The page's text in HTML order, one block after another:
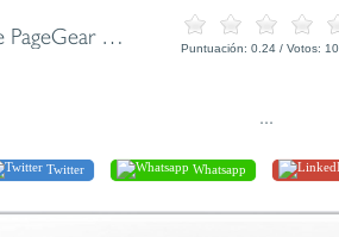
Plataforma base PageGear Carga de contenidos al sitio web Catalogo Plus Diseño Web Puntuación: 0.24/ Votos:
...
Twitter Whatsapp